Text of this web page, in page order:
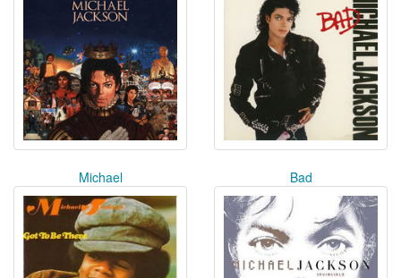
Michael Bad